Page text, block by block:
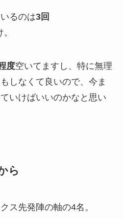
るのは3回
度空いてますし、特に無理
しなくて良いので、今ま
いけばいいのかなと思い
ら
ス先発陣の軸の4名。